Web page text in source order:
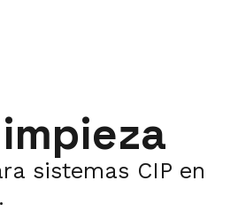
sistemas CIP en